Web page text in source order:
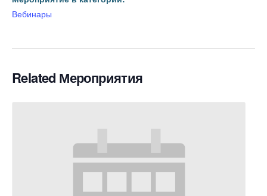
Вебинары
Related Мероприятия